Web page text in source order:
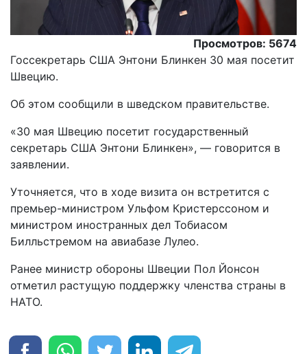
Просмотров: 5674
Госсекретарь США Энтони Блинкен 30 мая посетит
Швецию.
Об этом сообщили в шведском правительстве.
«30 мая Швецию посетит государственный
секретарь США Энтони Блинкен», — говорится в
заявлении.
Уточняется, что в ходе визита он встретится с
премьер-министром Ульфом Кристерссоном и
министром иностранных дел Тобиасом
Билльстремом на авиабазе Лулео.
Ранее министр обороны Швеции Пол Йонсон
отметил растущую поддержку членства страны в
НАТО.